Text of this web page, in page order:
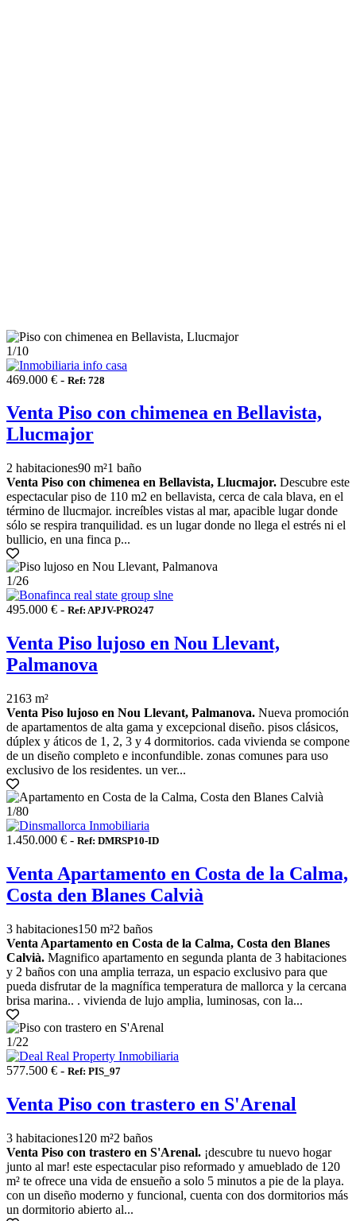
1/10
469.000 € - Ref: 728
Venta Piso con chimenea en Bellavista,
Llucmajor
2 habitaciones90 m²1 baño
Venta Piso con chimenea en Bellavista, Llucmajor. Descubre este
espectacular piso de 110 m2 en bellavista, cerca de cala blava, en el
término de llucmajor. increíbles vistas al mar, apacible lugar donde
sólo se respira tranquilidad. es un lugar donde no llega el estrés ni el
bullicio, en una finca p...
1/26
495.000 € - Ref: APJV-PRO247
Venta Piso lujoso en Nou Llevant,
Palmanova
2163 m²
Venta Piso lujoso en Nou Llevant, Palmanova. Nueva promoción
de apartamentos de alta gama y excepcional diseño. pisos clásicos,
dúplex y áticos de 1, 2, 3 y 4 dormitorios. cada vivienda se compone
de un diseño completo e inconfundible. zonas comunes para uso
exclusivo de los residentes. un ver...
1/80
1.450.000 € - Ref: DMRSP10-ID
Venta Apartamento en Costa de la Calma,
Costa den Blanes Calvià
3 habitaciones150 m²2 baños
Venta Apartamento en Costa de la Calma, Costa den Blanes
Calvià. Magnifico apartamento en segunda planta de 3 habitaciones
y 2 baños con una amplia terraza, un espacio exclusivo para que
pueda disfrutar de la magnífica temperatura de mallorca y la cercana
brisa marina.. . vivienda de lujo amplia, luminosas, con la...
1/22
577.500 € - Ref: PIS_97
Venta Piso con trastero en S'Arenal
3 habitaciones120 m²2 baños
Venta Piso con trastero en S'Arenal. ¡descubre tu nuevo hogar
junto al mar! este espectacular piso reformado y amueblado de 120
m² te ofrece una vida de ensueño a solo 5 minutos a pie de la playa.
con un diseño moderno y funcional, cuenta con dos dormitorios más
un dormitorio abierto al...